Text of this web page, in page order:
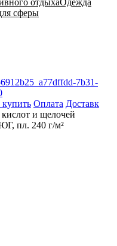
отдыхаОдежда
сферы
Оплата Доставка
кислот и щелочей
пл. 240 г/м²